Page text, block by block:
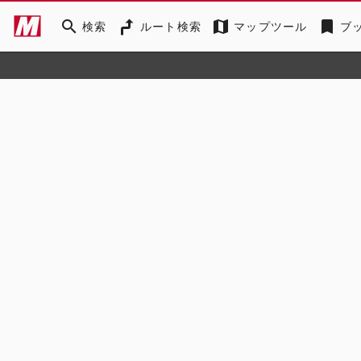
search 検索 ルート検索 map マップツール bookmark ブ